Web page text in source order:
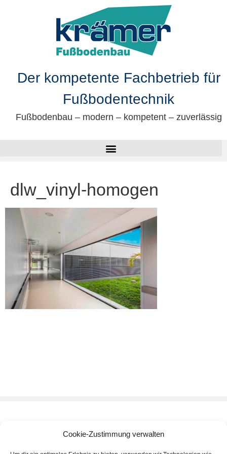
Cookie-Zustimmung verwalten
Der kompetente Fachbetrieb für
Fußbodentechnik
Fußbodenbau – modern – kompetent – zuverlässig
dlw_vinyl-homogen